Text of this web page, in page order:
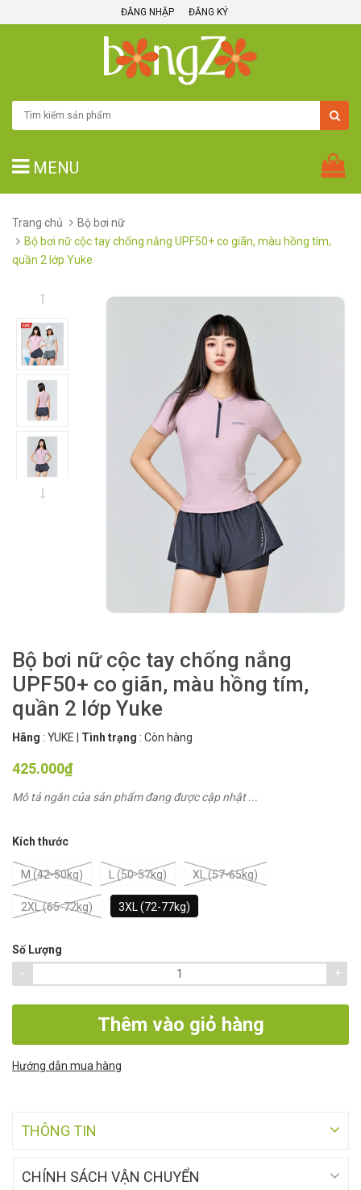
ĐĂNG NHẬP ĐĂNG KÝ
MENU
Trang chủ
Bộ bơi nữ
Bộ bơi nữ cộc tay chống nắng UPF50+ co giãn, màu hồng tím,
quần 2 lớp Yuke
Bộ bơi nữ cộc tay chống nắng
UPF50+ co giãn, màu hồng tím,
quần 2 lớp Yuke
Hãng : YUKE Tình trạng : Còn hàng
425.000₫
Mô tả ngắn của sản phẩm đang được cập nhật ...
Kích thước
M (42-50kg) L (50-57kg) XL (57-65kg)
2XL (65-72kg) 3XL (72-77kg)
Số Lượng
-
+
Thêm vào giỏ hàng
Hướng dẫn mua hàng
THÔNG TIN
CHÍNH SÁCH VẬN CHUYỂN